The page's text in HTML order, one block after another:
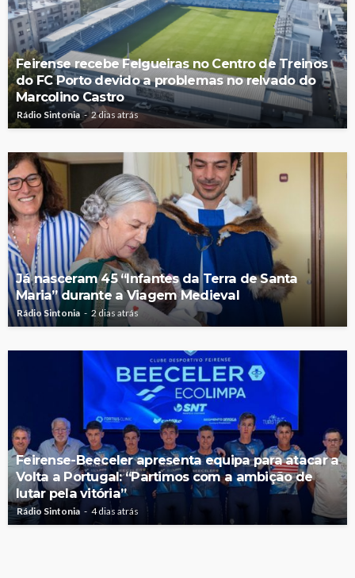
Feirense recebe Felgueiras no Centro de Treinos
do FC Porto devido a problemas no relvado do
Marcolino Castro
Rádio Sintonia 2 dias atrás
Já nasceram 45 “Infantes da Terra de Santa
Maria” durante a Viagem Medieval
Rádio Sintonia 2 dias atrás
Feirense-Beeceler apresenta equipa para atacar a
Volta a Portugal: “Partimos com a ambição de
lutar pela vitória”
Rádio Sintonia 4 dias atrás